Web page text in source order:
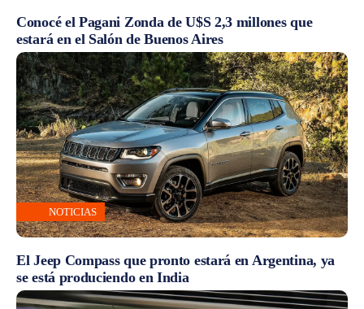
Conocé el Pagani Zonda de U$S 2,3 millones que
estará en el Salón de Buenos Aires
NOTICIAS
El Jeep Compass que pronto estará en Argentina, ya
se está produciendo en India